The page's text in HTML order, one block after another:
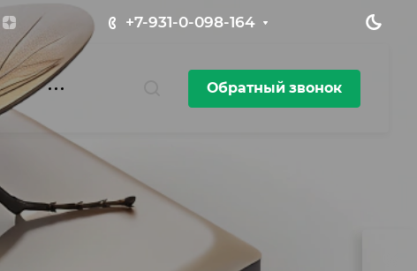
+7-931-0-098-164
Обратный звонок